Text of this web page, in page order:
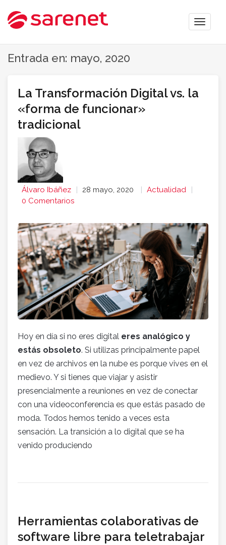
Toggle
Entrada en: mayo, 2020
La Transformación Digital vs. la
«forma de funcionar»
tradicional
Álvaro Ibáñez 28 mayo, 2020
Actualidad
0 Comentarios
Hoy en día si no eres digital eres analógico y
estás obsoleto. Si utilizas principalmente papel
en vez de archivos en la nube es porque vives en el
medievo. Y si tienes que viajar y asistir
presencialmente a reuniones en vez de conectar
con una videoconferencia es que estás pasado de
moda. Todos hemos tenido a veces esta
sensación. La transición a lo digital que se ha
venido produciendo
Herramientas colaborativas de
software libre para teletrabajar